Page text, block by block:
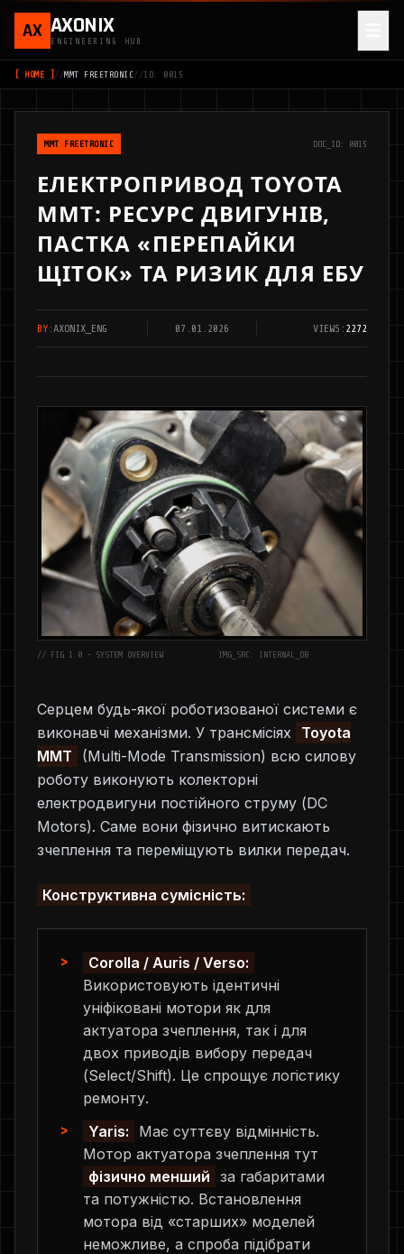
AX AXONIX
ENGINEERING HUB
[ HOME ] //MMT FREETRONIC//ID: 0015
MMT FREETRONIC DOC_ID: 0015
ЕЛЕКТРОПРИВОД TOYOTA
MMT: РЕСУРС ДВИГУНІВ,
ПАСТКА «ПЕРЕПАЙКИ
ЩІТОК» ТА РИЗИК ДЛЯ ЕБУ
BY:AXONIX_ENG 07.01.2026 VIEWS: 2272
// FIG 1.0 - SYSTEM OVERVIEW IMG_SRC: INTERNAL_DB
Серцем будь-якої роботизованої системи є
виконавчі механізми. У трансмісіях Toyota
MMT
(Multi-Mode Transmission) всю силову
роботу виконують колекторні
електродвигуни постійного струму (DC
Motors). Саме вони фізично витискають
зчеплення та переміщують вилки передач.
Конструктивна сумісність:
Corolla / Auris / Verso:
Використовують ідентичні
уніфіковані мотори як для
актуатора зчеплення, так і для
двох приводів вибору передач
(Select/Shift). Це спрощує логістику
ремонту.
Yaris:
Має суттєву відмінність.
Мотор актуатора зчеплення тут
фізично менший за габаритами
та потужністю. Встановлення
мотора від «старших» моделей
неможливе, а спроба підібрати